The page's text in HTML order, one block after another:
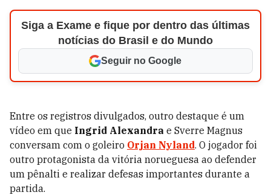
Siga a Exame e fique por dentro das últimas
notícias do Brasil e do Mundo
Seguir no Google
Entre os registros divulgados, outro destaque é um
vídeo em que Ingrid Alexandra e Sverre Magnus
conversam com o goleiro Orjan Nyland. O jogador foi
outro protagonista da vitória norueguesa ao defender
um pênalti e realizar defesas importantes durante a
partida.